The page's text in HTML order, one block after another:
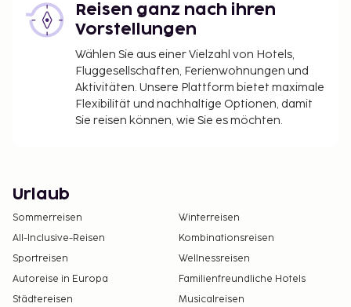
Reisen ganz nach ihren
Vorstellungen
Wählen Sie aus einer Vielzahl von Hotels,
Fluggesellschaften, Ferienwohnungen und
Aktivitäten. Unsere Plattform bietet maximale
Flexibilität und nachhaltige Optionen, damit
Sie reisen können, wie Sie es möchten.
Urlaub
Sommerreisen
Winterreisen
All-Inclusive-Reisen
Kombinationsreisen
Sportreisen
Wellnessreisen
Autoreise in Europa
Familienfreundliche Hotels
Städtereisen
Musicalreisen